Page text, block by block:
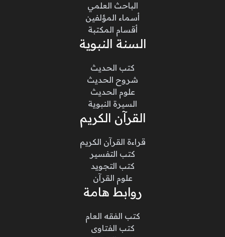
الباحث العلمي
أسماء المؤلفين
أقسام المكتبة
السنة النبوية
كتب الحديث
شروح الحديث
علوم الحديث
السيرة النبوية
القرآن الكريم
قراءة القرآن الكريم
كتب التفسير
كتب التجويد
علوم القرآن
روابط هامة
كتب الفقه العام
كتب الفتاوى